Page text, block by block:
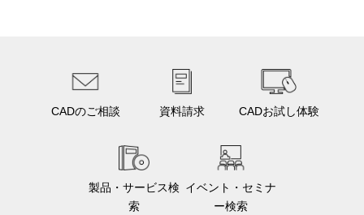
CADのご相談 資料請求 CADお試し体験
製品・サービス検
索
イベント・セミナ
ー検索